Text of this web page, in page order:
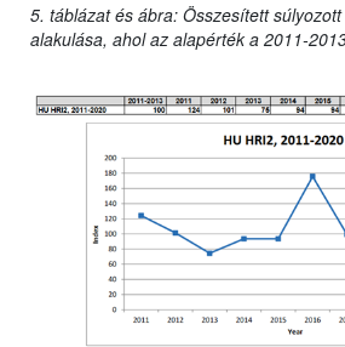
5. táblázat és ábra: Összesített
alakulása, ahol az alapérték a 2011-